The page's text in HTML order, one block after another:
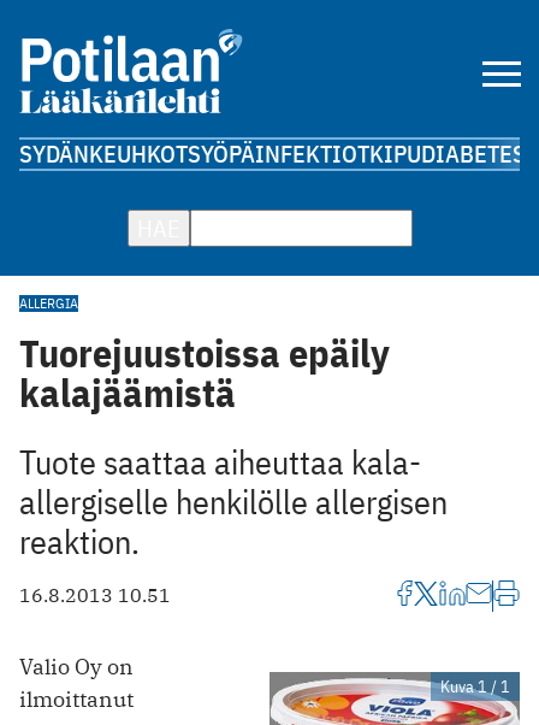
SYDÄNKEUHKOTSYÖPÄINFEKTIOTKIPUDIABETES
ALLERGIA
Tuorejuustoissa epäily
kalajäämistä
Tuote saattaa aiheuttaa kala-
allergiselle henkilölle allergisen
reaktion.
16.8.2013 10.51
Kuva 1 / 1
Valio Oy on
ilmoittanut